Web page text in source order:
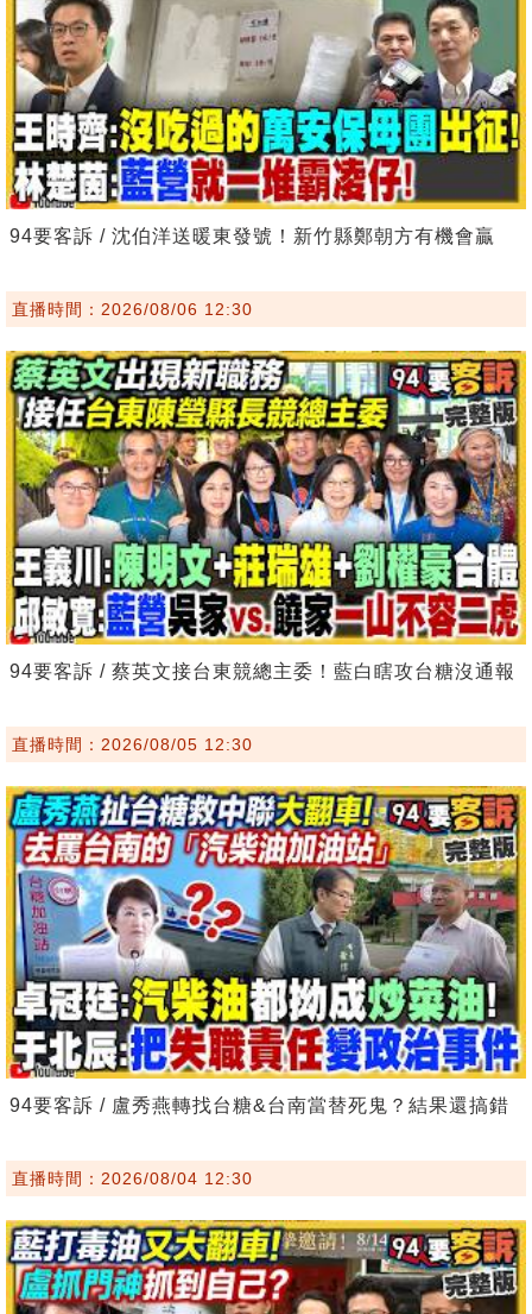
94要客訴 / 沈伯洋送暖東發號！新竹縣鄭朝方有機會贏
直播時間：2026/08/06 12:30
94要客訴 / 蔡英文接台東競總主委！藍白瞎攻台糖沒通報
直播時間：2026/08/05 12:30
94要客訴 / 盧秀燕轉找台糖&台南當替死鬼？結果還搞錯
直播時間：2026/08/04 12:30